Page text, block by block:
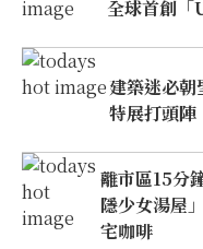
全球首創
建築迷必
特展打頭
離市區15分
隱少女湯屋
宅咖啡